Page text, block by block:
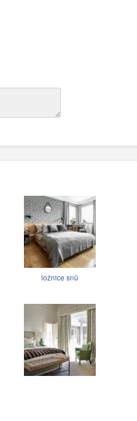
ložnice snů